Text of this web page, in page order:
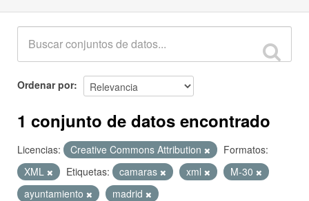
Ordenar por
1 conjunto de datos encontrado
Licencias: Creative Commons Attribution
Formatos:
XML
Etiquetas: camaras xml
M-30
ayuntamiento
madrid